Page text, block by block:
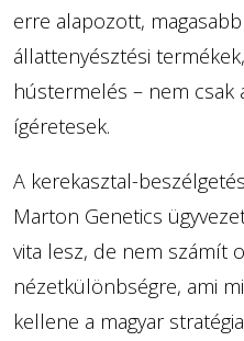
erre alapozott,
állattenyésztési
hústermelés – nem csak
ígéretesek.
A kerekasztal-
Marton Genetics
vita lesz, de nem számít
nézetkülönbségre, ami
kellene a magyar